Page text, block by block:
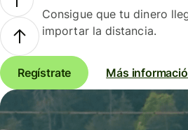
Consigue que tu dinero
importar la distancia.
Regístrate Más